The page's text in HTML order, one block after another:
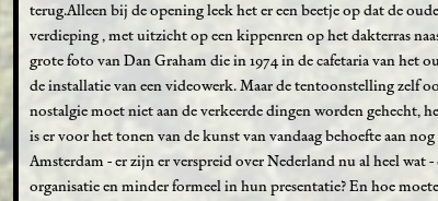
terug.Alleen bij de opening leek het er een beetje op dat de
verdieping , met uitzicht op een kippenren op het dakterras
grote foto van Dan Graham die in 1974 in de cafetaria van het
de installatie van een videowerk. Maar de tentoonstelling zelf
nostalgie moet niet aan de verkeerde dingen worden gehecht,
is er voor het tonen van de kunst van vandaag behoefte aan
Amsterdam - er zijn er verspreid over Nederland nu al heel
organisatie en minder formeel in hun presentatie? En hoe